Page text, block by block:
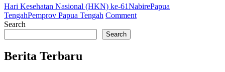
Hari Kesehatan Nasional (HKN) ke-61NabirePapua
TengahPemprov Papua Tengah Commenton
Search
Search
Berita Terbaru